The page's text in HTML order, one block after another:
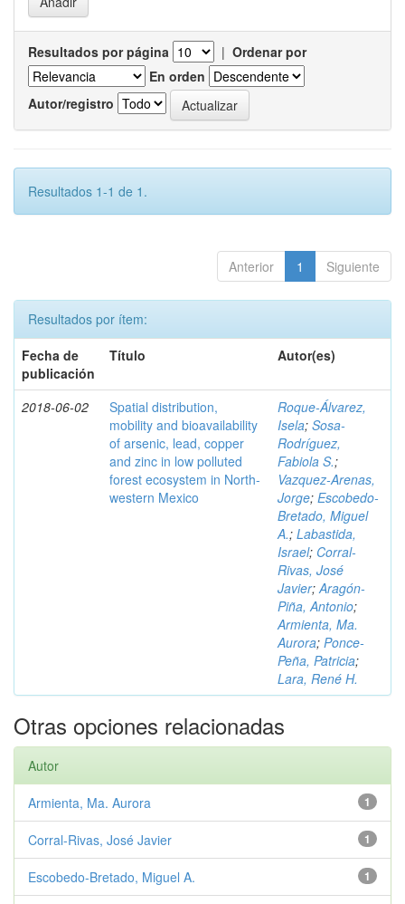
Resultados por página | Ordenar por
En orden
Autor/registro
Resultados 1-1 de 1.
Anterior 1 Siguiente
Resultados por ítem:
Fecha de
publicación
Título Autor(es)
2018-06-02
Spatial distribution,
mobility and bioavailability
of arsenic, lead, copper
and zinc in low polluted
forest ecosystem in North-
western Mexico
Roque-Álvarez,
Isela; Sosa-
Rodríguez,
Fabiola S.;
Vazquez-Arenas,
Jorge; Escobedo-
Bretado, Miguel
A.; Labastida,
Israel; Corral-
Rivas, José
Javier;Aragón-
Piña, Antonio;
Armienta, Ma.
Aurora; Ponce-
Peña, Patricia;
Lara, René H.
Otras opciones relacionadas
Autor
1
Armienta, Ma. Aurora
1
Corral-Rivas, José Javier
1
Escobedo-Bretado, Miguel A.